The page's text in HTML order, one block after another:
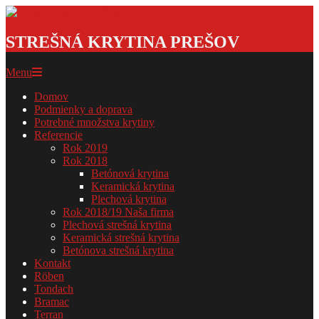
Skip
content
krytina
GSDOM
STREŠNÁ KRYTINA PREŠOV
Primary
Menu
Menu
Domov
Podmienky a doprava
Potrebné množstva krytiny
Referencie
Rok 2019
Rok 2018
Betónová krytina
Keramická krytina
Plechová krytina
Rok 2018/19 Naša firma
Plechová strešná krytina
Keramická strešná krytina
Betónova strešná krytina
Kontakt
Röben
Tondach
Bramac
Terran